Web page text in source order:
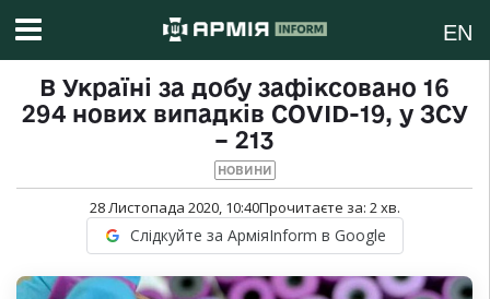
EN
В Україні за добу зафіксовано 16
294 нових випадків COVID-19, у ЗСУ
– 213
НОВИНИ
28 Листопада 2020, 10:40Прочитаєте за: 2хв.
Слідкуйте за АрміяInform в Google